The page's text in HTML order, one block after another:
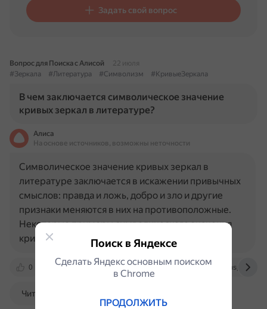
Задать свой вопрос
Вопрос для Поиска с Алисой
22 июля
#Зеркала
#Литература #Символизм #КривыеЗеркала
В чем заключается символическое значение
кривых зеркал в литературе?
Алиса
На основе источников, возможны неточности
0 cyberleninka.ru school-science.ru nsportal.ru
Символическое значение кривых зеркал в
литературе заключается в искажении привычных
смыслов: правда и ложь, добро и зло и другие
признаки меняются в них на противоположные.
Некоторые примеры символического значения
кривых зеркал в литературе…
Читать далее
Поиск в Яндексе
Сделать Яндекс основным поиском
в Сhrome
ПРОДОЛЖИТЬ